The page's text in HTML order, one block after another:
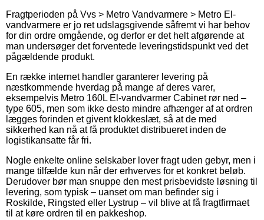
Fragtperioden på Vvs > Metro Vandvarmere > Metro El-
vandvarmere er jo ret udslagsgivende såfremt vi har behov
for din ordre omgående, og derfor er det helt afgørende at
man undersøger det forventede leveringstidspunkt ved det
pågældende produkt.
En række internet handler garanterer levering på
næstkommende hverdag på mange af deres varer,
eksempelvis Metro 160L El-vandvarmer Cabinet rør ned –
type 605, men som ikke desto mindre afhænger af at ordren
lægges forinden et givent klokkeslæt, så at de med
sikkerhed kan nå at få produktet distribueret inden de
logistikansatte får fri.
Nogle enkelte online selskaber lover fragt uden gebyr, men i
mange tilfælde kun når der erhverves for et konkret beløb.
Derudover bør man snuppe den mest prisbevidste løsning til
levering, som typisk – uanset om man befinder sig i
Roskilde, Ringsted eller Lystrup – vil blive at få fragtfirmaet
til at køre ordren til en pakkeshop.